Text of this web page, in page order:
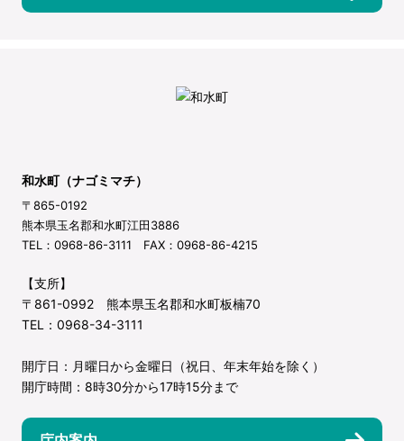
和水町（ナゴミマチ）
〒865-0192
熊本県玉名郡和水町江田3886
TEL：0968-86-3111 FAX：0968-86-4215
【支所】
〒861-0992 熊本県玉名郡和水町板楠70
TEL：0968-34-3111
開庁日：月曜日から金曜日（祝日、年末年始を除く）
開庁時間：8時30分から17時15分まで